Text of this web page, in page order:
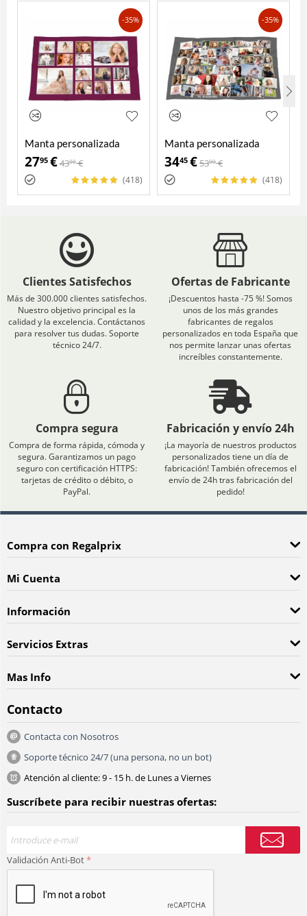
-35%
Manta personalizada
2795 €4300 €
(418)
-35%
Manta personalizada
3445 €5300 €
(418)
Clientes Satisfechos
Más de 300.000 clientes satisfechos.
Nuestro objetivo principal es la
calidad y la excelencia. Contáctanos
para resolver tus dudas. Soporte
técnico 24/7.
Ofertas de Fabricante
¡Descuentos hasta -75 %! Somos
unos de los más grandes
fabricantes de regalos
personalizados en toda España que
nos permite lanzar unas ofertas
increíbles constantemente.
Compra segura
Compra de forma rápida, cómoda y
segura. Garantizamos un pago
seguro con certificación HTTPS:
tarjetas de crédito o débito, o
PayPal.
Fabricación y envío 24h
¡La mayoría de nuestros productos
personalizados tiene un día de
fabricación! También ofrecemos el
envío de 24h tras fabricación del
pedido!
Compra con Regalprix
Mi Cuenta
Información
Servicios Extras
Mas Info
Contacto
Contacta con Nosotros
Soporte técnico 24/7 (una persona, no un bot)
Atención al cliente: 9 - 15 h. de Lunes a Viernes
Suscríbete para recibir nuestras ofertas:
Validación Anti-Bot